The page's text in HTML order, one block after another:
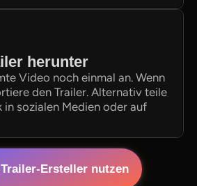
herunter
Video noch einmal an. Wenn
den Trailer. Alternativ teile
sozialen Medien oder auf
Ersteller nutzen